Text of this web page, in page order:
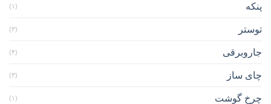
پنکه (۱)
توستر (۳)
جاروبرقی (۴)
چای ساز (۳)
چرخ گوشت (۱)